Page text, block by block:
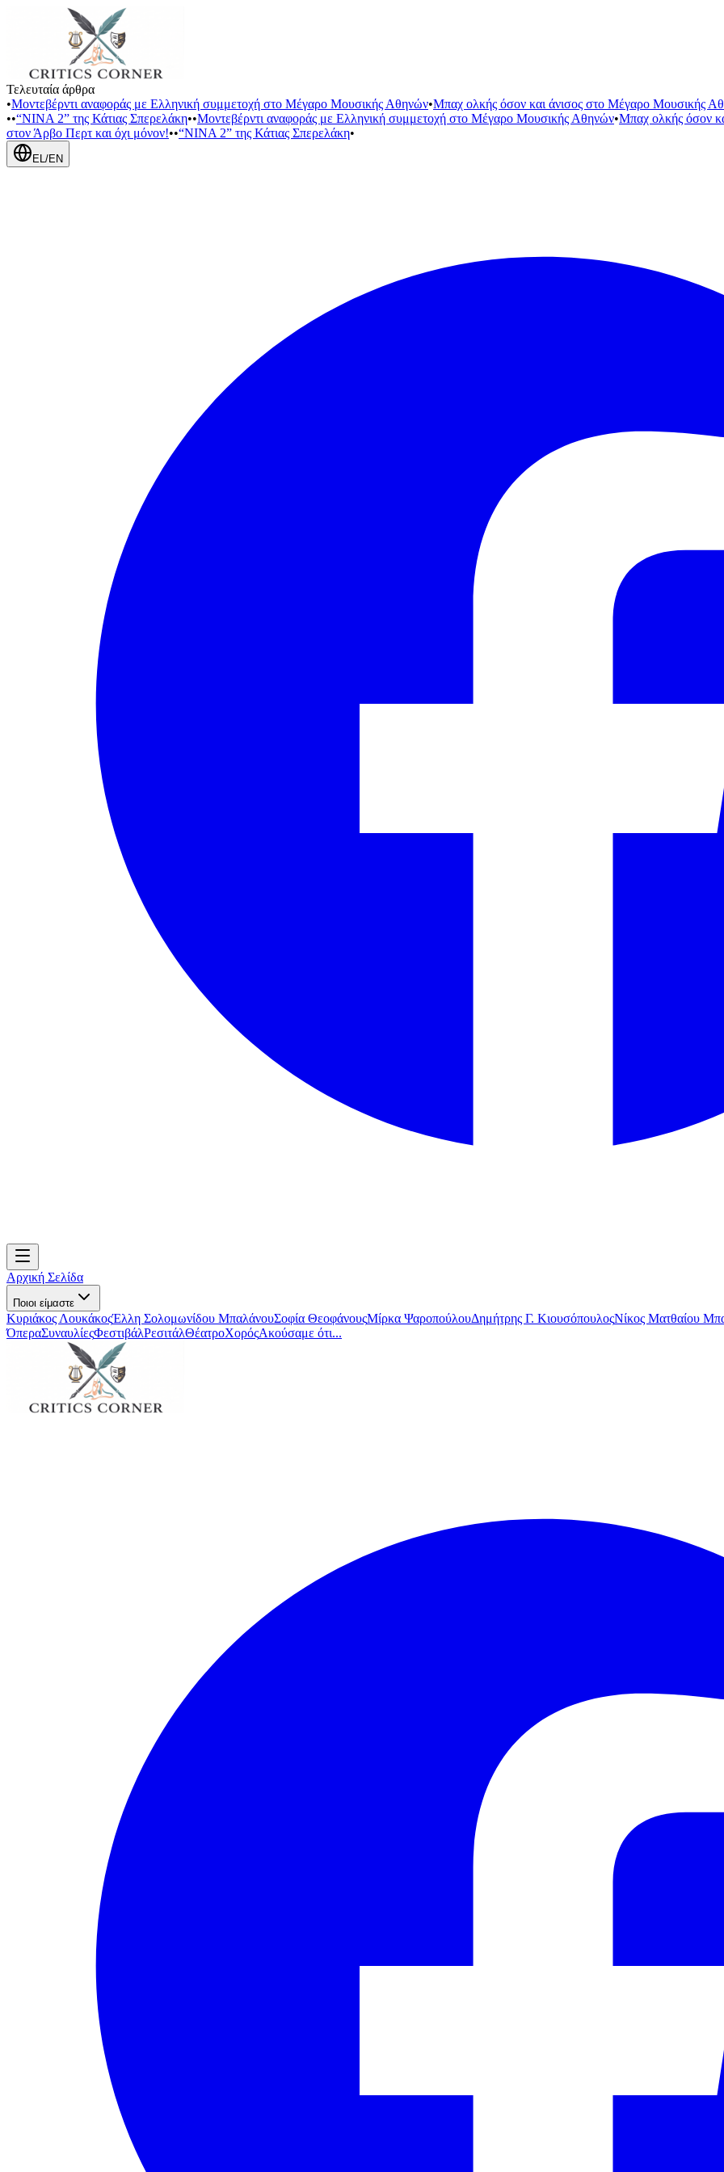
Τελευταία άρθρα
•Μοντεβέρντι αναφοράς με Ελληνική συμμετοχή στο Μέγαρο Μουσικής Αθηνών•Μπαχ ολκής όσον και άνισος στο Μέγαρο Μουσικής
••“NINA 2” της Κάτιας Σπερελάκη••Μοντεβέρντι αναφοράς με Ελληνική συμμετοχή στο Μέγαρο Μουσικής Αθηνών•Μπαχ ολκής όσον
στον Άρβο Περτ και όχι μόνον!••“NINA 2” της Κάτιας Σπερελάκη•
EL/EN
Αρχική Σελίδα
Ποιοι είμαστε
Κυριάκος ΛουκάκοςΈλλη Σολομωνίδου ΜπαλάνουΣοφία ΘεοφάνουςΜίρκα ΨαροπούλουΔημήτρης Γ. ΚιουσόπουλοςΝίκος Ματθαίου
ΌπεραΣυναυλίεςΦεστιβάλΡεσιτάλΘέατροΧορόςΑκούσαμε ότι...